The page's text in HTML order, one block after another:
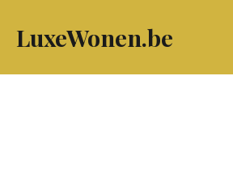
LuxeWonen.be